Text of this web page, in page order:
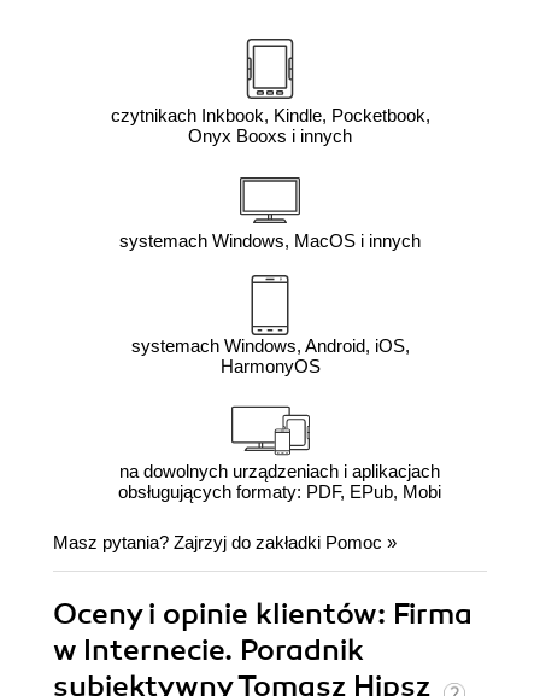
czytnikach Inkbook, Kindle, Pocketbook,
Onyx Booxs i innych
systemach Windows, MacOS i innych
systemach Windows, Android, iOS,
HarmonyOS
na dowolnych urządzeniach i aplikacjach
obsługujących formaty: PDF, EPub, Mobi
Masz pytania? Zajrzyj do zakładki Pomoc »
Oceny i opinie klientów: Firma
w Internecie. Poradnik
subiektywny Tomasz Hipsz